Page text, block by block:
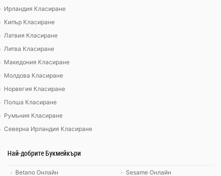
Ирландия Класиране
Кипър Класиране
Латвия Класиране
Литва Класиране
Македония Класиране
Молдова Класиране
Норвегия Класиране
Полша Класиране
Румъния Класиране
Северна Ирландия Класиране
Най-добрите Букмейкъри
Betano Онлайн
Sesame Онлайн